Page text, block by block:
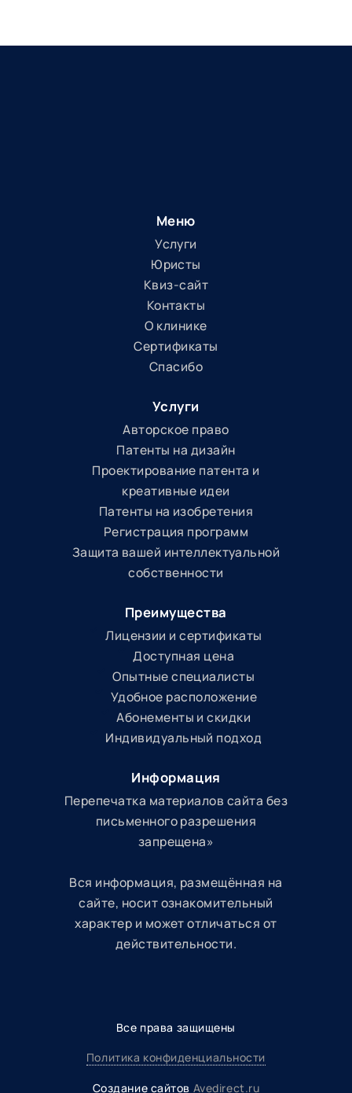
Меню
Услуги
Юристы
Квиз-сайт
Контакты
О клинике
Сертификаты
Спасибо
Услуги
Авторское право
Патенты на дизайн
Проектирование патента и
креативные идеи
Патенты на изобретения
Регистрация программ
Защита вашей интеллектуальной
собственности
Преимущества
Лицензии и сертификаты
Доступная цена
Опытные специалисты
Удобное расположение
Абонементы и скидки
Индивидуальный подход
Информация
Перепечатка материалов сайта без
письменного разрешения
запрещена»
Вся информация, размещённая на
сайте, носит ознакомительный
характер и может отличаться от
действительности.
Все права защищены
Политика конфиденциальности
Создание сайтов Avedirect.ru